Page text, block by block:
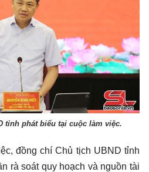
tỉnh phát biểu tại cuộc làm việc.
đồng chí Chủ tịch UBND tỉnh
rà soát quy hoạch và nguồn tài